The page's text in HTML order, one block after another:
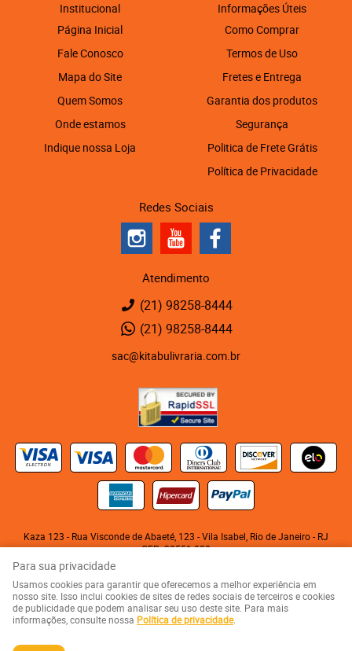
Institucional
Página Inicial
Fale Conosco
Mapa do Site
Quem Somos
Onde estamos
Indique nossa Loja
Informações Úteis
Como Comprar
Termos de Uso
Fretes e Entrega
Garantia dos produtos
Segurança
Politica de Frete Grátis
Política de Privacidade
Redes Sociais
Atendimento
(21) 98258-8444
(21) 98258-8444
sac@kitabulivraria.com.br
Kaza 123 - Rua Visconde de Abaeté, 123 -Vila Isabel, Rio de Janeiro- RJ
CEP: 20551-080
KITABU LIVRARIA NEGRA E EDITORA LTDA
LOJA VIRTUAL CRIADA POR
Para sua privacidade
Usamos cookies para garantir que oferecemos a melhor experiência em
nosso site. Isso inclui cookies de sites de redes sociais de terceiros e cookies
de publicidade que podem analisar seu uso deste site. Para mais
informações, consulte nossa Política de privacidade.